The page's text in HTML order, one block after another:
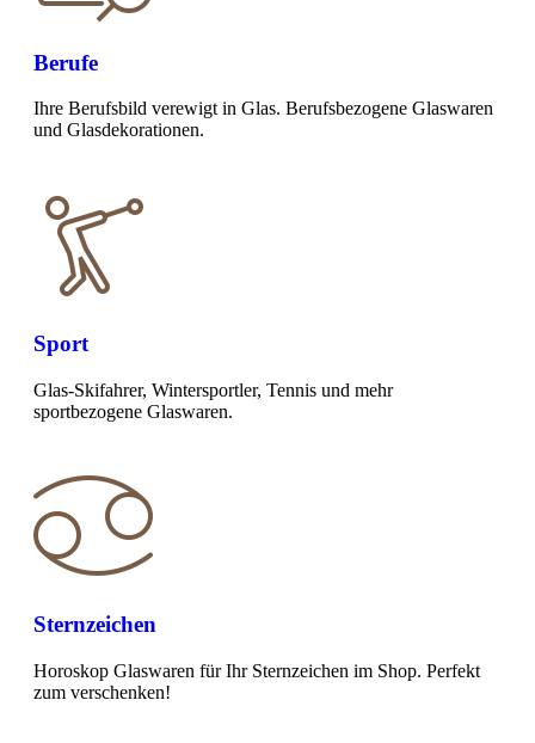
Berufe
Ihre Berufsbild verewigt in Glas. Berufsbezogene Glaswaren
und Glasdekorationen.
Sport
Glas-Skifahrer, Wintersportler, Tennis und mehr
sportbezogene Glaswaren.
Sternzeichen
Horoskop Glaswaren für Ihr Sternzeichen im Shop. Perfekt
zum verschenken!